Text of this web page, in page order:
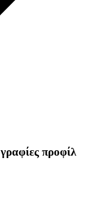
προφίλ